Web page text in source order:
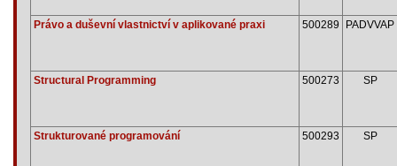
Právo a duševní vlastnictví v aplikované praxi 500289 PADVVAP
Structural Programming 500273 SP
Strukturované programování 500293 SP